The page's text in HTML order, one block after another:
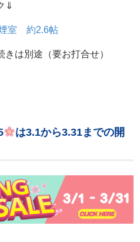
⇓
室 約2.6帖
は別途（要お打合せ）
は3.1から3.31までの開